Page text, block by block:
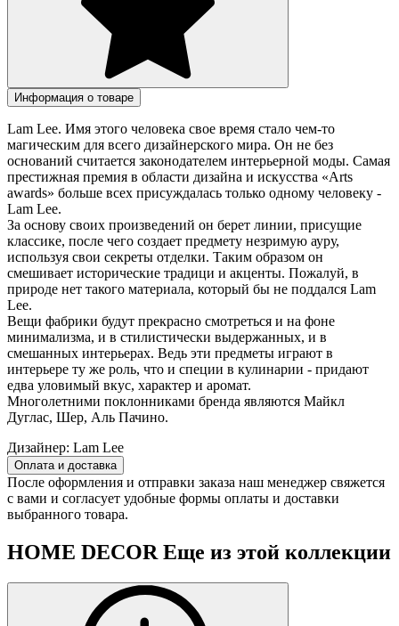
Информация о товаре
Lam Lee. Имя этого человека свое время стало чем-то
магическим для всего дизайнерского мира. Он не без
оснований считается законодателем интерьерной моды. Самая
престижная премия в области дизайна и искусства «Arts
awards» больше всех присуждалась только одному человеку -
Lam Lee.
За основу своих произведений он берет линии, присущие
классике, после чего создает предмету незримую ауру,
используя свои секреты отделки. Таким образом он
смешивает исторические традици и акценты. Пожалуй, в
природе нет такого материала, который бы не поддался Lam
Lee.
Вещи фабрики будут прекрасно смотреться и на фоне
минимализма, и в стилистически выдержанных, и в
смешанных интерьерах. Ведь эти предметы играют в
интерьере ту же роль, что и специи в кулинарии - придают
едва уловимый вкус, характер и аромат.
Многолетними поклонниками бренда являются Майкл
Дуглас, Шер, Аль Пачино.
Дизайнер: Lam Lee
Оплата и доставка
После оформления и отправки заказа наш менеджер свяжется
с вами и согласует удобные формы оплаты и доставки
выбранного товара.
HOME DECOR Еще из этой коллекции